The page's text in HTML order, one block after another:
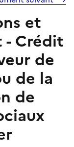
et
Crédit
de
de la
de